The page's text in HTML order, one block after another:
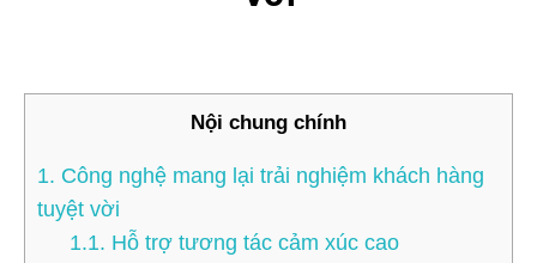
Nội chung chính
1. Công nghệ mang lại trải nghiệm khách hàng
tuyệt vời
1.1. Hỗ trợ tương tác cảm xúc cao